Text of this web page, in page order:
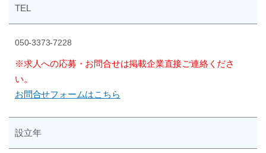
TEL
050-3373-7228
※求人への応募・お問合せは掲載企業直接ご連絡くださ
い。
お問合せフォームはこちら
設立年